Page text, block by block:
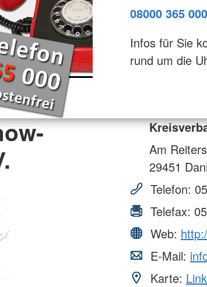
08000 365 000
Infos für Sie
rund um die
Am
29451
Telefon:
Telefax:
Web:
E-Mail:
Karte: